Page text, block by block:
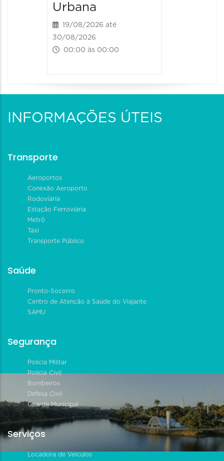
Urbana
19/08/2026 até
30/08/2026
00:00 às 00:00
INFORMAÇÕES ÚTEIS
Transporte
Aeroportos
Conexão Aeroporto
Rodoviária
Estação Ferroviária
Metrô
Táxi
Transporte Público
Saúde
Pronto-Socorro
Centro de Atenção à Saúde do Viajante
SAMU
Segurança
Polícia Militar
Polícia Civil
Bombeiros
Defesa Civil
Guarda Municipal
Serviços
Locadora de Veículos